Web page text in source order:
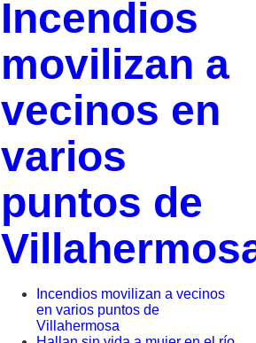
Incendios
movilizan a
vecinos en
varios
puntos de
Incendios movilizan a vecinos
en varios puntos de
Villahermosa